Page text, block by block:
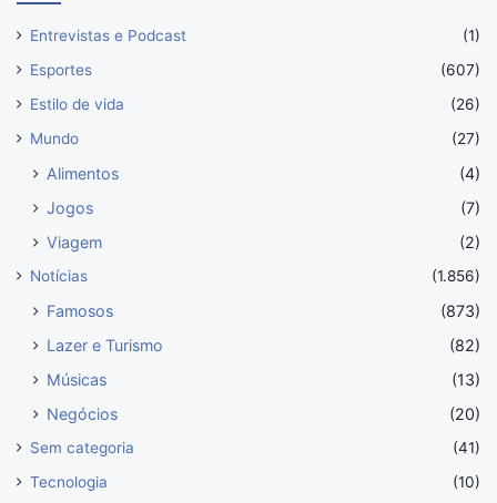
Entrevistas e Podcast
(1)
Esportes
(607)
Estilo de vida
(26)
Mundo
(27)
Alimentos
(4)
Jogos
(7)
Viagem
(2)
Notícias (1.856)
Famosos
(873)
Lazer e Turismo
(82)
Músicas
(13)
Negócios
(20)
Sem categoria
(41)
Tecnologia
(10)